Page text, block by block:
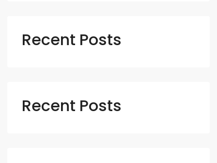
Recent Posts
Recent Posts